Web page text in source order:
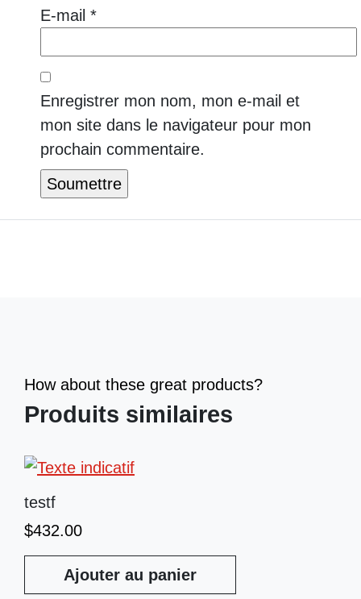
E-mail *
Enregistrer mon nom, mon e-mail et
mon site dans le navigateur pour mon
prochain commentaire.
How about these great products?
Produits similaires
testf
$432.00
Ajouter au panier